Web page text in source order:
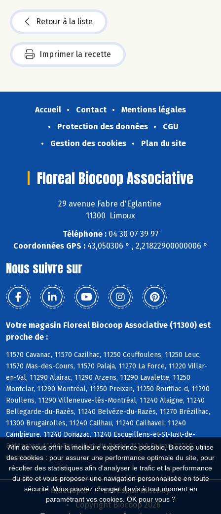
Afin de vous offrir la meilleure expérience possible, Biocoop utilise
des cookies : pour assurer une performance optimale du site, pour
récolter des statistiques afin d'analyser le trafic et la performance
du site et vous proposer une navigation personnalisée en toute
sécurité. Vous pouvez changer d'avis à tout moment en
paramétrant vos cookies. OK pour vous ?
Retour à la liste
Imprimer la recette
Accueil Contact
Mentions légales
Protection des données
CGU
Gestion des cookies
Plan du site
Floreal Biocoop Associative
29 avenue Fabre d'Eglantine
11300 Limoux
Téléphone :04 30 07 39 97
Coordonnées GPS : 43,050306 ° , 2,21822900000006 °
Nous suivre sur
Votre magasin Floreal Biocoop Associative (11300) est
proche de :
11570 Cavanac, 11570 Cazilhac, 11250 Couffoulens, 11250 Leuc,
11570 Mas-des-Cours, 11570 Palaja, 11270 La Force, 11220 Villar-
en-Val, 11290 Alairac, 11290 Arzens, 11290 Lavalette, 11250
Montclar, 11290 Montréal, 11250 Preixan, 11250 Rouffiac-d, 11290
Roullens, 11290 Villeneuve-lès-Montréal, 11240 Alaigne, 11240
Bellegarde-du-Razès, 11240 Belvèze-du-Razès, 11270 Brézilhac,
11300 Brugairolles, 11240 Cailhau, 11240 Cailhavel, 11240
Cambieure, 11240 Donazac, 11240 Escueillens-et-St-Just-de-
Bélengard, 11240 Fenouillet-du-Razès, 11240 Ferran, 11240
Gramazie
Biocoop.fr
Le réseau Biocoop
Copyright Biocoop 2026